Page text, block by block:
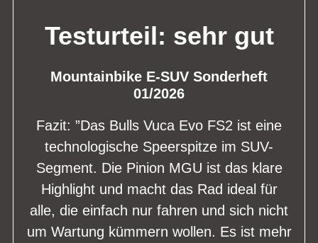
Testurteil: sehr gut
Mountainbike E-SUV Sonderheft
01/2026
Fazit: ”Das Bulls Vuca Evo FS2 ist eine
technologische Speerspitze im SUV-
Segment. Die Pinion MGU ist das klare
Highlight und macht das Rad ideal für
alle, die einfach nur fahren und sich nicht
um Wartung kümmern wollen. Es ist mehr